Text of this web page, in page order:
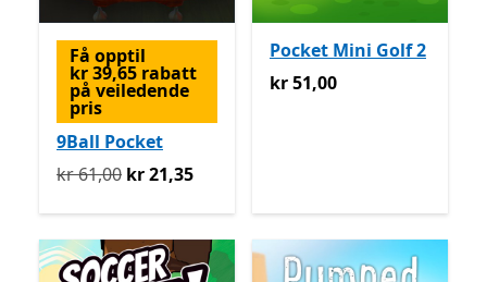
Få opptil
kr 39,65 rabatt
på veiledende
pris
9Ball Pocket
Opprinnelig kr 61,00 nå kr 21,35
kr 61,00 kr 21,35
Pocket Mini Golf 2
kr 51,00
kr 51,00